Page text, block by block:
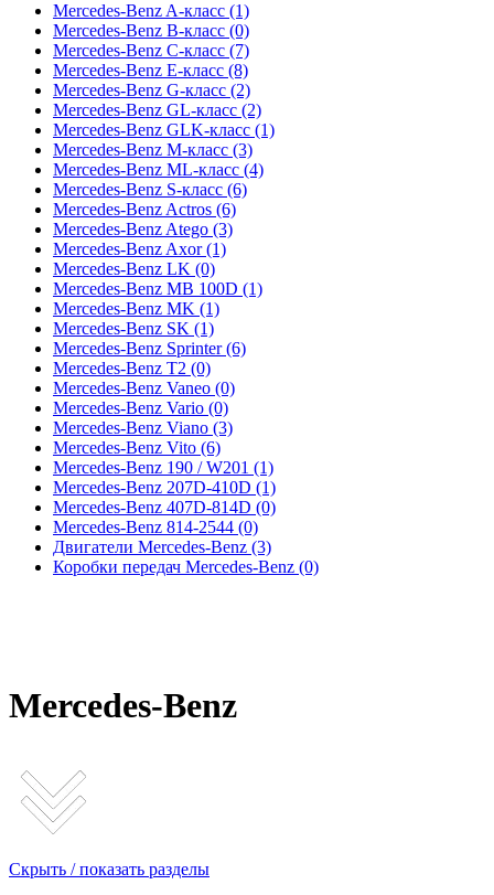
Mercedes-Benz A-класс (1)
Mercedes-Benz B-класс (0)
Mercedes-Benz C-класс (7)
Mercedes-Benz E-класс (8)
Mercedes-Benz G-класс (2)
Mercedes-Benz GL-класс (2)
Mercedes-Benz GLK-класс (1)
Mercedes-Benz M-класс (3)
Mercedes-Benz ML-класс (4)
Mercedes-Benz S-класс (6)
Mercedes-Benz Actros (6)
Mercedes-Benz Atego (3)
Mercedes-Benz Axor(1)
Mercedes-Benz LK (0)
Mercedes-Benz MB 100D (1)
Mercedes-Benz MK (1)
Mercedes-Benz SK (1)
Mercedes-Benz Sprinter(6)
Mercedes-Benz T2 (0)
Mercedes-Benz Vaneo (0)
Mercedes-Benz Vario (0)
Mercedes-Benz Viano (3)
Mercedes-Benz Vito (6)
Mercedes-Benz 190 / W201 (1)
Mercedes-Benz 207D-410D (1)
Mercedes-Benz 407D-814D (0)
Mercedes-Benz 814-2544 (0)
Двигатели Mercedes-Benz (3)
Коробки передач Mercedes-Benz (0)
Mercedes-Benz
Скрыть / показать разделы